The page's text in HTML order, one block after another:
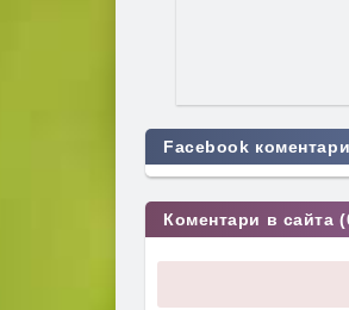
Facebook коментари
Коментари в сайта